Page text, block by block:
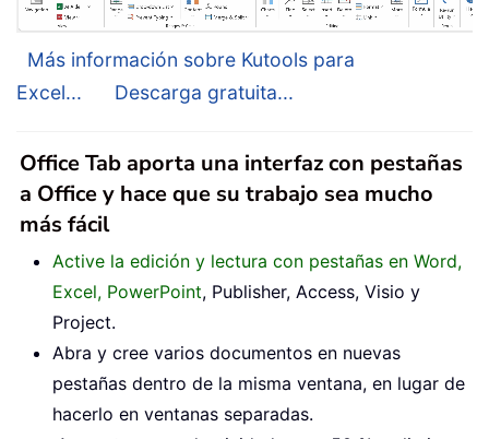
Más información sobre Kutools para
Excel...
Descarga gratuita...
Office Tab aporta una interfaz con pestañas
a Office y hace que su trabajo sea mucho
más fácil
Active la edición y lectura con pestañas en Word,
Excel, PowerPoint, Publisher, Access, Visio y
Project.
Abra y cree varios documentos en nuevas
pestañas dentro de la misma ventana, en lugar de
hacerlo en ventanas separadas.